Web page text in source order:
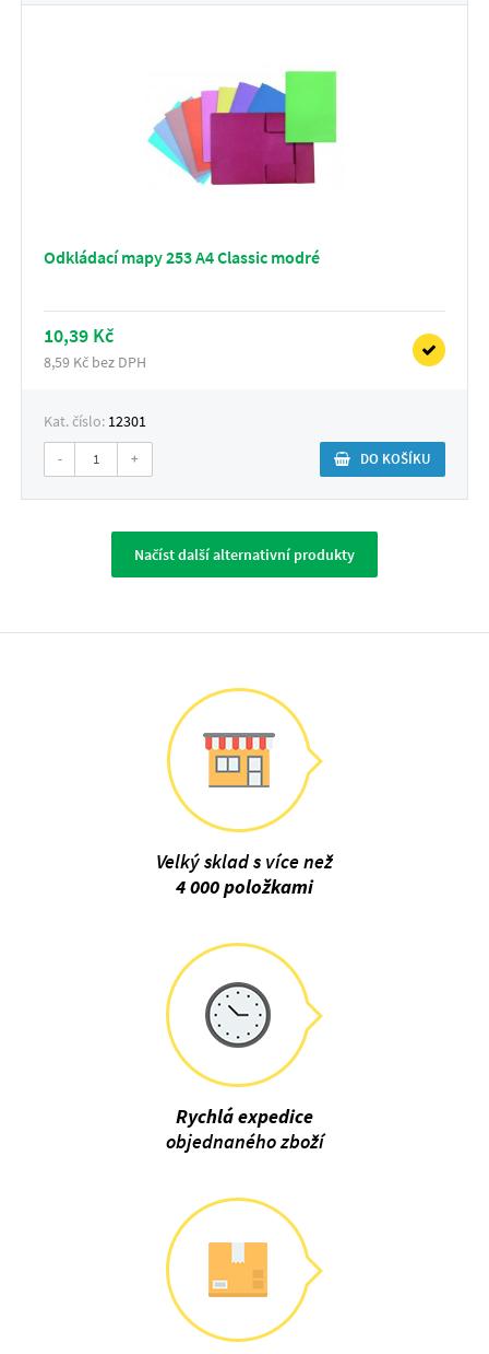
Odkládací mapy 253 A4 Classic modré
10,39 Kč
8,59 Kč bez DPH
Kat. číslo: 12301
- + DO KOŠÍKU
Načíst další alternativní produkty
Velký sklad s více než
4 000 položkami
Rychlá expedice
objednaného zboží